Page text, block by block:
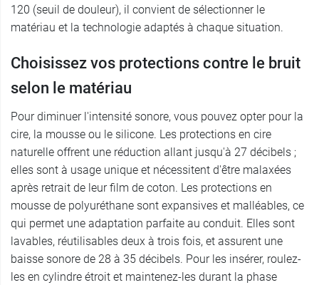
120 (seuil de douleur), il convient de sélectionner le
matériau et la technologie adaptés à chaque situation.
Choisissez vos protections contre le bruit
selon le matériau
Pour diminuer l'intensité sonore, vous pouvez opter pour la
cire, la mousse ou le silicone. Les protections en cire
naturelle offrent une réduction allant jusqu'à 27 décibels ;
elles sont à usage unique et nécessitent d'être malaxées
après retrait de leur film de coton. Les protections en
mousse de polyuréthane sont expansives et malléables, ce
qui permet une adaptation parfaite au conduit. Elles sont
lavables, réutilisables deux à trois fois, et assurent une
baisse sonore de 28 à 35 décibels. Pour les insérer, roulez-
les en cylindre étroit et maintenez-les durant la phase